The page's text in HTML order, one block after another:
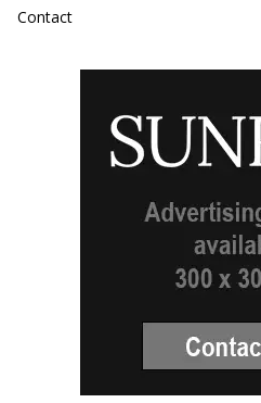
Contact